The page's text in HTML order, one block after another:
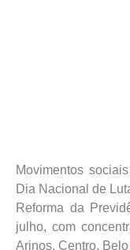
Movimentos
Dia Nacional de
Reforma da
julho, com
Arinos, Centro,